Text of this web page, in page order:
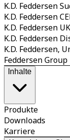
K.D. Feddersen
K.D. Feddersen
K.D. Feddersen
K.D. Feddersen
K.D. Feddersen,
Feddersen Group
Inhalte
Produkte
Downloads
Karriere